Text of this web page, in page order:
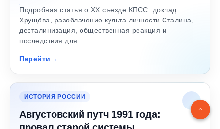
Подробная статья о XX съезде КПСС: доклад
Хрущёва, разоблачение культа личности Сталина,
десталинизация, общественная реакция и
последствия для…
Перейти
ИСТОРИЯ РОССИИ
Августовский путч 1991 года: